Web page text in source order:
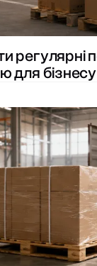
регулярні
для бізнесу